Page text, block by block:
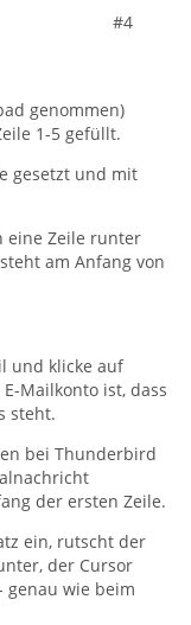
#4
genommen)
1-5 gefüllt.
gesetzt und mit
eine Zeile runter
am Anfang von
und klicke auf
Mailkonto ist, dass
steht.
bei Thunderbird
der ersten Zeile.
ein, rutscht der
der Cursor
genau wie beim